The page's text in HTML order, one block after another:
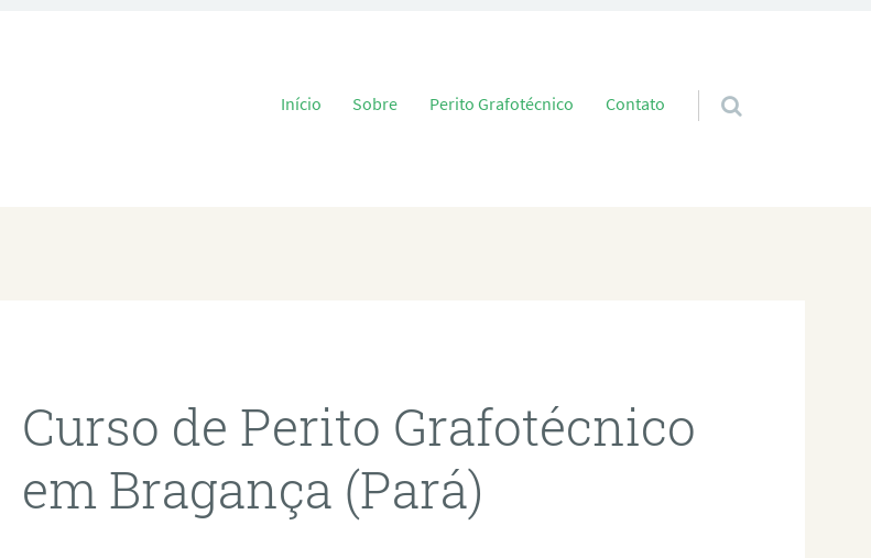
Pular para o conteúdo
Início Sobre Perito Grafotécnico Contato
Curso de Perito Grafotécnico
em Bragança (Pará)